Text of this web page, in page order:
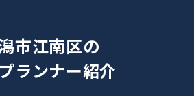
市江南区の
ランナー紹介